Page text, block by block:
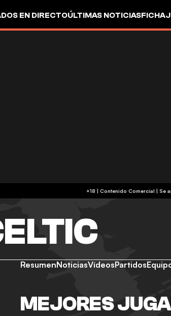
EN DIRECTOÚLTIMAS NOTICIAS
+18 |
ResumenNoticiasVídeosPartidos
MEJORES